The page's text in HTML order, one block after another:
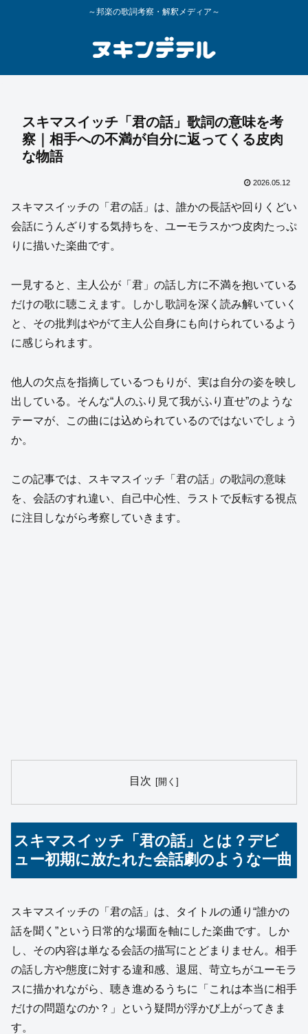
～邦楽の歌詞考察・解釈メディア～
スキマスイッチ「君の話」歌詞の意味を考
察｜相手への不満が自分に返ってくる皮肉
な物語
2026.05.12
スキマスイッチの「君の話」は、誰かの長話や回りくどい
会話にうんざりする気持ちを、ユーモラスかつ皮肉たっぷ
りに描いた楽曲です。
一見すると、主人公が「君」の話し方に不満を抱いている
だけの歌に聴こえます。しかし歌詞を深く読み解いていく
と、その批判はやがて主人公自身にも向けられているよう
に感じられます。
他人の欠点を指摘しているつもりが、実は自分の姿を映し
出している。そんな“人のふり見て我がふり直せ”のような
テーマが、この曲には込められているのではないでしょう
か。
この記事では、スキマスイッチ「君の話」の歌詞の意味
を、会話のすれ違い、自己中心性、ラストで反転する視点
に注目しながら考察していきます。
目次
スキマスイッチ「君の話」とは？デビ
ュー初期に放たれた会話劇のような一曲
スキマスイッチの「君の話」は、タイトルの通り“誰かの
話を聞く”という日常的な場面を軸にした楽曲です。しか
し、その内容は単なる会話の描写にとどまりません。相手
の話し方や態度に対する違和感、退屈、苛立ちがユーモラ
スに描かれながら、聴き進めるうちに「これは本当に相手
だけの問題なのか？」という疑問が浮かび上がってきま
す。